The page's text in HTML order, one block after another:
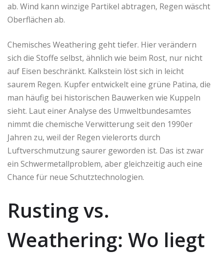
ab. Wind kann winzige Partikel abtragen, Regen wäscht
Oberflächen ab.
Chemisches Weathering geht tiefer. Hier verändern
sich die Stoffe selbst, ähnlich wie beim Rost, nur nicht
auf Eisen beschränkt. Kalkstein löst sich in leicht
saurem Regen. Kupfer entwickelt eine grüne Patina, die
man häufig bei historischen Bauwerken wie Kuppeln
sieht. Laut einer Analyse des Umweltbundesamtes
nimmt die chemische Verwitterung seit den 1990er
Jahren zu, weil der Regen vielerorts durch
Luftverschmutzung saurer geworden ist. Das ist zwar
ein Schwermetallproblem, aber gleichzeitig auch eine
Chance für neue Schutztechnologien.
Rusting vs.
Weathering: Wo liegt